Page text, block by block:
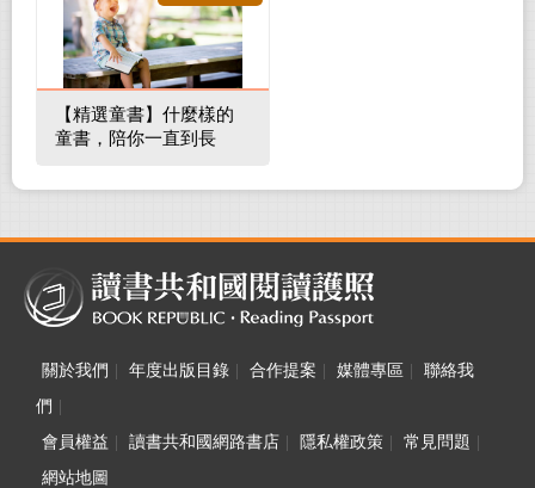
【精選童書】什麼樣的
童書，陪你一直到長
關於我們 年度出版目錄 合作提案 媒體專區
聯絡我
們
會員權益
讀書共和國網路書店 隱私權政策 常見問題
網站地圖